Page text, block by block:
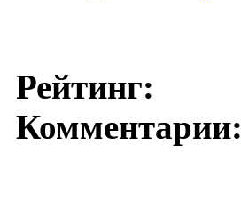
Рейтинг:
Комментарии: